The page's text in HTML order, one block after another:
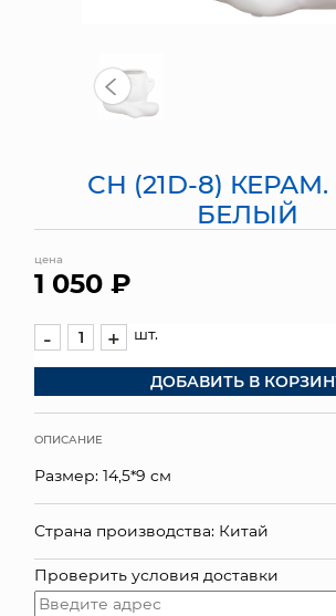
ЯЩИКИ
СУНДУКИ
ПОДАРОЧНЫЕ КАРТЫ
ДОСТАВКА И ОПЛАТА
КОНТАКТЫ
СН (21D-8)
БЕЛЫЙ
цена
1 050 ₽
- + шт.
ДОБАВИТЬ В
ОПИСАНИЕ
Размер: 14,5*9 cм
Страна производства: Китай
Проверить условия доставки